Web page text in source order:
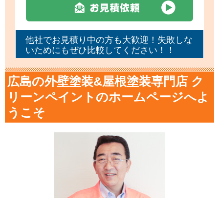
他社でお見積り中の方も大歓迎！失敗しな
いためにもぜひ比較してください！！
広島の外壁塗装&屋根塗装専門店 ク
リーンペイントのホームページへよ
うこそ